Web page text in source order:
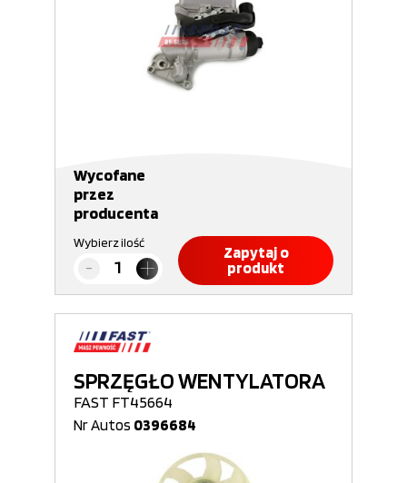
Wycofane
przez
producenta
Wybierz ilość
Zapytaj o
produkt
SPRZĘGŁO WENTYLATORA
FAST FT45664
Nr Autos 0396684